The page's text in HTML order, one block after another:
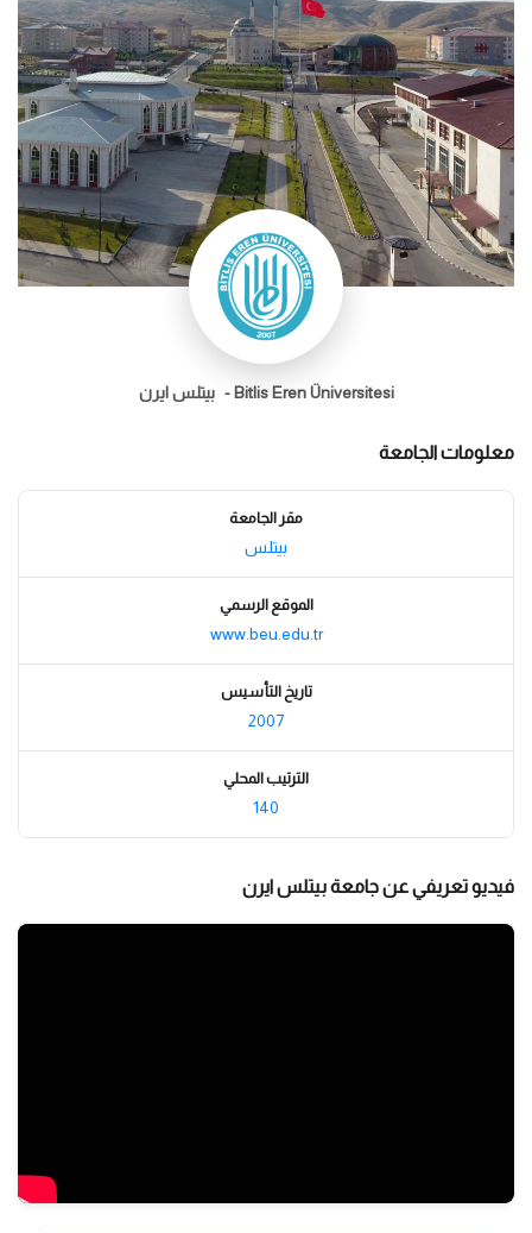
Bitlis Eren Üniversitesi - بيتلس ايرن
معلومات الجامعة
مقر الجامعة
بيتلس
الموقع الرسمي
www.beu.edu.tr
تاريخ التأسيس
2007
الترتيب المحلي
140
فيديو تعريفي عن جامعة بيتلس ايرن